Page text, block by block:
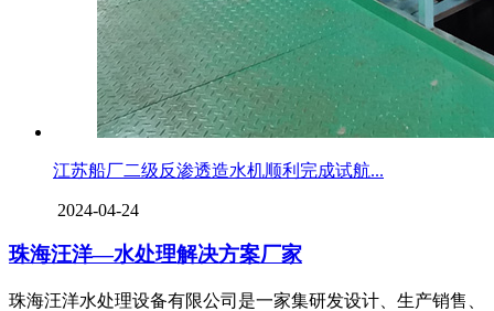
江苏船厂二级反渗透造水机顺利完成试航...
2024-04-24
珠海汪洋—水处理解决方案厂家
珠海汪洋水处理设备有限公司是一家集研发设计、生产销售、